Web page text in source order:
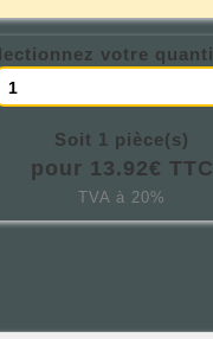
votre
Soit 1 pièce(s)
pour 13.92€ TTC
TVA à 20%